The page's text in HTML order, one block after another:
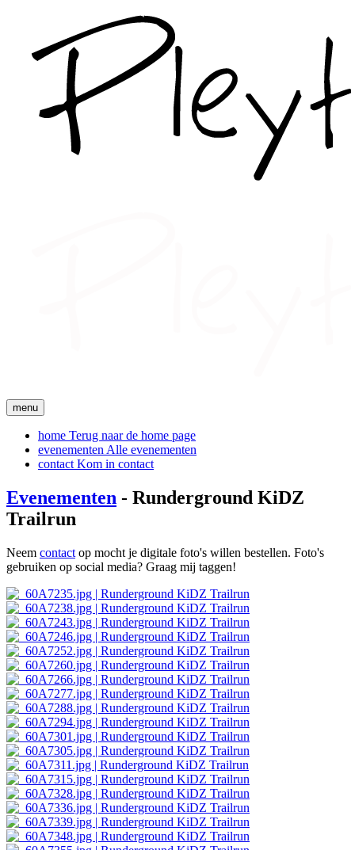
menu
home Terug naar de home page
evenementen Alle evenementen
contact Kom in contact
Evenementen - Runderground KiDZ
Trailrun
Neem contact op mocht je digitale foto's willen bestellen. Foto's
gebruiken op social media? Graag mij taggen!